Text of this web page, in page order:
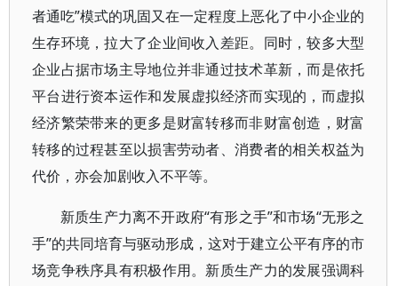
者通吃”模式的巩固又在一定程度上恶化了中小企业的
生存环境，拉大了企业间收入差距。同时，较多大型
企业占据市场主导地位并非通过技术革新，而是依托
平台进行资本运作和发展虚拟经济而实现的，而虚拟
经济繁荣带来的更多是财富转移而非财富创造，财富
转移的过程甚至以损害劳动者、消费者的相关权益为
代价，亦会加剧收入不平等。
新质生产力离不开政府“有形之手”和市场“无形之
手”的共同培育与驱动形成，这对于建立公平有序的市
场竞争秩序具有积极作用。新质生产力的发展强调科